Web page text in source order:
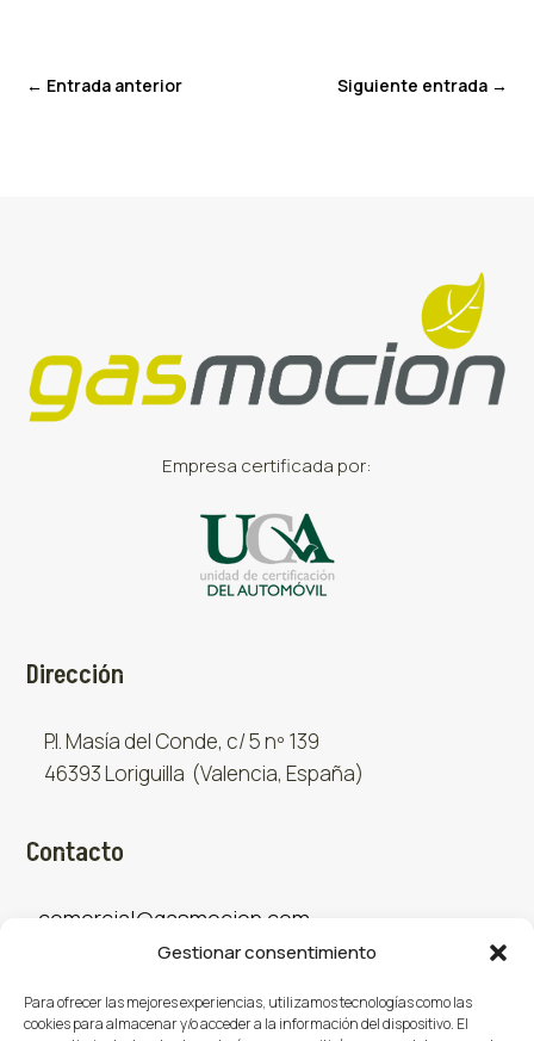
Gestionar consentimiento
Para ofrecer las mejores experiencias, utilizamos tecnologías como las
cookies para almacenar y/o acceder a la información del dispositivo. El
← Entrada anterior Siguiente entrada→
Empresa certificada por:
Dirección
P.I. Masía del Conde, c/ 5 nº 139
46393 Loriguilla (Valencia, España)
Contacto
comercial@gasmocion.com